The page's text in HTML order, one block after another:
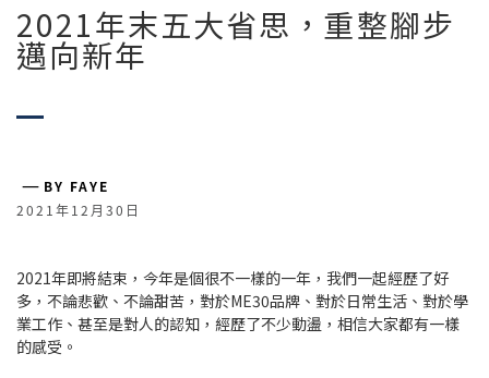
2021年末五大省思，重整腳步
邁向新年
― BY FAYE
2021年12月30日
2021年即將結束，今年是個很不一樣的一年，我們一起經歷了好
多，不論悲歡、不論甜苦，對於ME30品牌、對於日常生活、對於學
業工作、甚至是對人的認知，經歷了不少動盪，相信大家都有一樣
的感受。